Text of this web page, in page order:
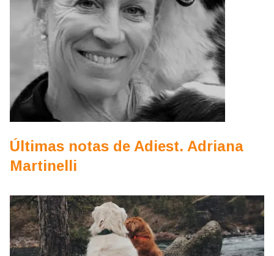
Últimas notas de Adiest. Adriana
Martinelli